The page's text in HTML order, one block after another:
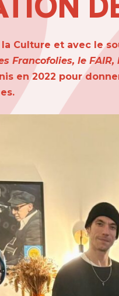
Culture et avec le
Francofolies, le
en 2022 pour